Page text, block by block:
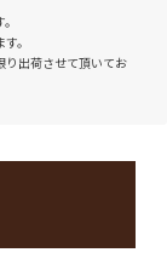
。
り出荷させて頂いてお